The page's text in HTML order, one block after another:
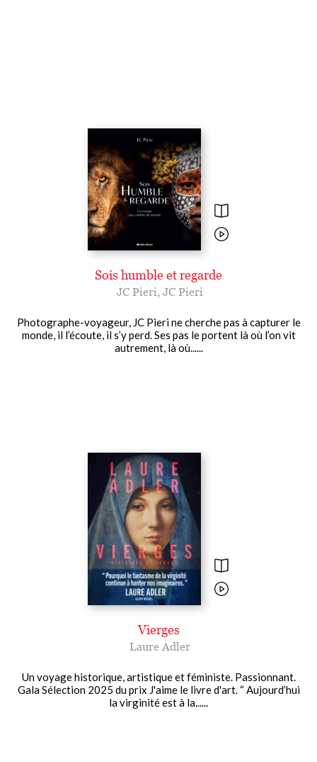
Sois humble et regarde
JC Pieri, JC Pieri
Photographe-voyageur, JC Pieri ne cherche pas à capturer le
monde, il l’écoute, il s’y perd. Ses pas le portent là où l’on vit
autrement, là où......
Vierges
Laure Adler
Un voyage historique, artistique et féministe. Passionnant.
Gala Sélection 2025 du prix J'aime le livre d'art. “ Aujourd’hui
la virginité est à la......